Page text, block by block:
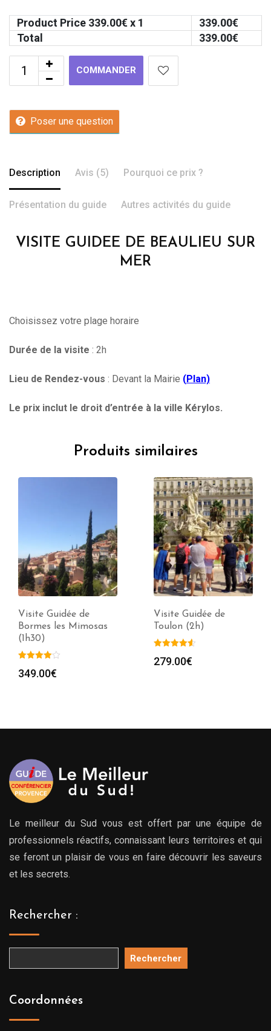
Product Price 339.00€ x 1 339.00€
Total
339.00€
COMMANDER
Poser une question
Description Avis (5) Pourquoi ce prix ?
Présentation du guide Autres activités du guide
VISITE GUIDEE DE BEAULIEU SUR
MER
Choisissez votre plage horaire
Durée de la visite : 2h
Lieu de Rendez-vous : Devant la Mairie (Plan)
Le prix inclut le droit d’entrée à la ville Kérylos.
Produits similaires
Visite Guidée de
Bormes les Mimosas
(1h30)
349.00€
Visite Guidée de
Toulon (2h)
279.00€
Le meilleur du Sud vous est offert par une équipe de
professionnels réactifs, connaissant leurs territoires et qui
se feront un plaisir de vous en faire découvrir les saveurs
et les secrets.
Rechercher :
Rechercher
Coordonnées